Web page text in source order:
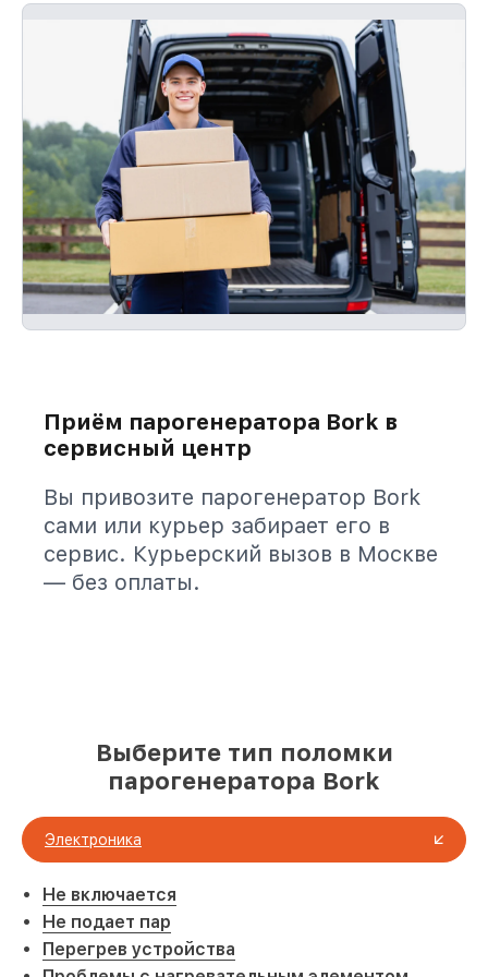
Приём парогенератора Bork в
сервисный центр
Вы привозите парогенератор Bork
сами или курьер забирает его в
сервис. Курьерский вызов в Москве
— без оплаты.
Выберите тип поломки
парогенератора Bork
Электроника
Не включается
Не подает пар
Перегрев устройства